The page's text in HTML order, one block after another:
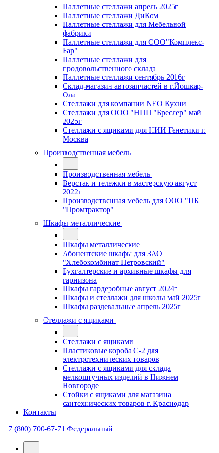
Паллетные стеллажи апрель 2025г
Паллетные стеллажи ДиКом
Паллетные стеллажи для Мебельной
фабрики
Паллетные стеллажи для ООО"Комплекс-
Бар"
Паллетные стеллажи для
продовольственного склада
Паллетные стеллажи сентябрь 2016г
Склад-магазин автозапчастей в г.Йошкар-
Ола
Стеллажи для компании NEO Кухни
Стеллажи для ООО "НПП "Бреслер" май
2025г
Стеллажи с ящиками для НИИ Генетики г.
Москва
Производственная мебель
Производственная мебель
Верстак и тележки в мастерскую август
2022г
Производственная мебель для ООО "ПК
"Промтрактор"
Шкафы металлические
Шкафы металлические
Абонентские шкафы для ЗАО
"Хлебокомбинат Петровский"
Бухгалтерские и архивные шкафы для
гарнизона
Шкафы гардеробные август 2024г
Шкафы и стеллажи для школы май 2025г
Шкафы раздевальные апрель 2025г
Стеллажи с ящиками
Стеллажи с ящиками
Пластиковые короба С-2 для
электротехнических товаров
Стеллажи с ящиками для склада
мелкоштучных изделий в Нижнем
Новгороде
Стойки с ящиками для магазина
сантехнических товаров г. Краснодар
Контакты
+7 (800) 700-67-71 Федеральный